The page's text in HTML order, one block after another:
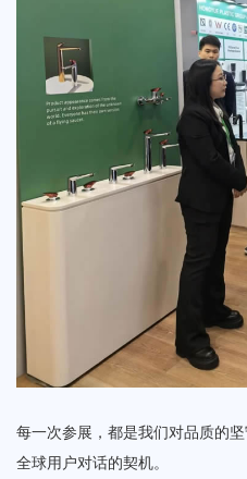
每一次参展，都是我们对品质的
全球用户对话的契机。